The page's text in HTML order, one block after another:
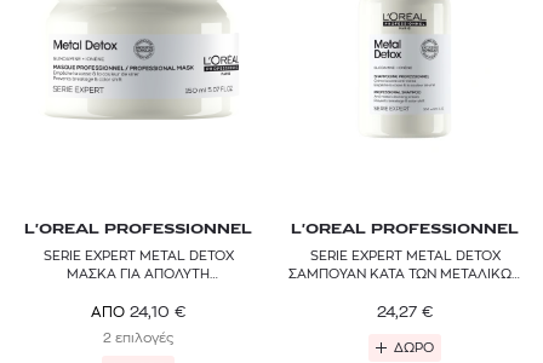
L'OREAL PROFESSIONNEL
SERIE EXPERT METAL DETOX
ΜΑΣΚΑ ΓΙΑ ΑΠΟΛΥΤΗ
ΑΠΟ 24,10 €
2 επιλογές
L'OREAL PROFESSIONNEL
SERIE EXPERT METAL DETOX
ΣΑΜΠΟΥΑΝ ΚΑΤΑ ΤΩΝ ΜΕΤΑΛΙΚΩΝ
24,27 €
ΔΩΡΟ